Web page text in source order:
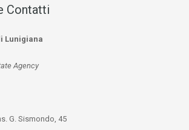
Contatti
Lunigiana
Agency
G. Sismondo, 45